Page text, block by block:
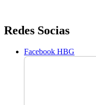
Saltar
para
conteúdo
Redes Socias
Facebook HBG